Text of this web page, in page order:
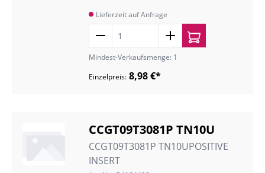
Lieferzeit auf Anfrage
Mindest-Verkaufsmenge: 1
Einzelpreis: 8,98 €*
CCGT09T3081P TN10U
CCGT09T3081P TN10UPOSITIVE
INSERT